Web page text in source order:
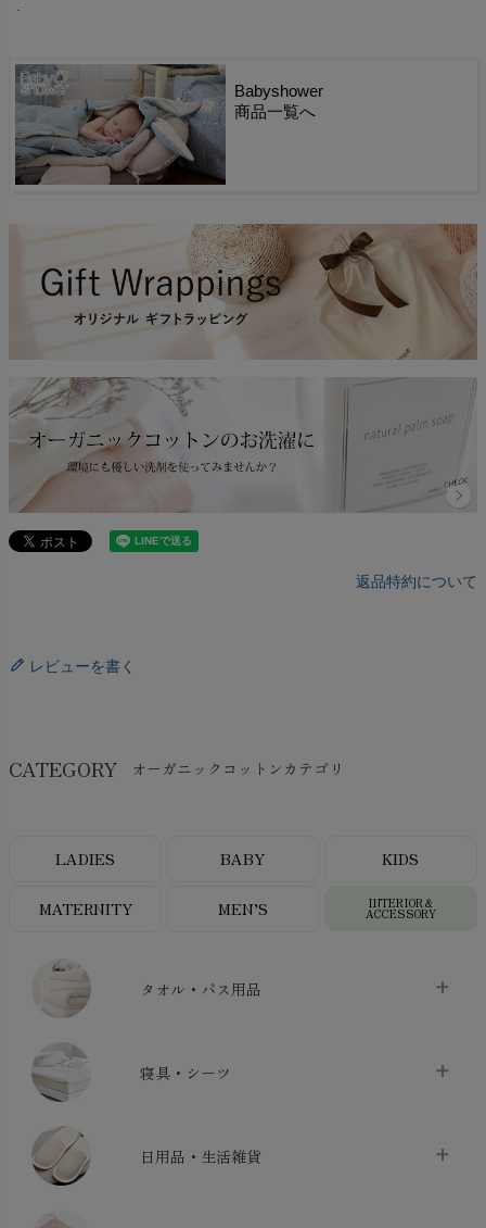
.
Babyshower
商品一覧へ
返品特約について
レビューを書く
CATEGORY オーガニックコットンカテゴリ
LADIES BABY KIDS
MATERNITY MEN’S INTERIOR＆
ACCESSORY
タオル・バス用品
タオル
バス用品
寝具・シーツ
ベッドシーツ
布団カバー・カバーセット
日用品・生活雑貨
クッション